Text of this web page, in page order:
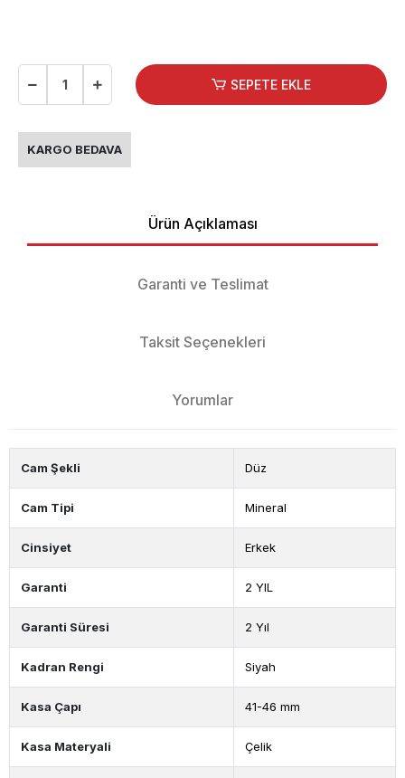
SEPETE EKLE
KARGO BEDAVA
Ürün Açıklaması
Garanti ve Teslimat
Taksit Seçenekleri
Yorumlar
Cam Şekli Düz
Cam Tipi Mineral
Cinsiyet Erkek
Garanti 2 YIL
Garanti Süresi 2 Yıl
Kadran Rengi Siyah
Kasa Çapı 41-46 mm
Kasa Materyali Çelik